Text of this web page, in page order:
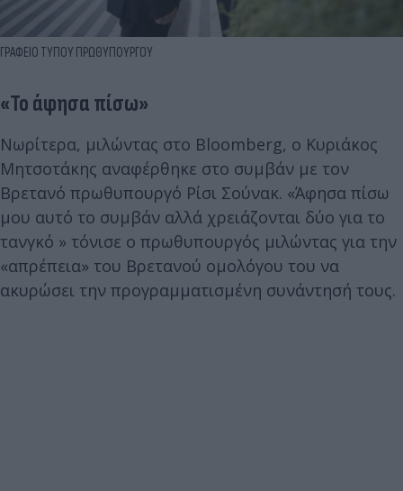
ΓΡΑΦΕΙΟ ΤΥΠΟΥ ΠΡΩΘΥΠΟΥΡΓΟΥ
«Το άφησα πίσω»
Νωρίτερα, μιλώντας στο Bloomberg, ο Κυριάκος
Μητσοτάκης αναφέρθηκε στο συμβάν με τον
Βρετανό πρωθυπουργό Ρίσι Σούνακ. «Άφησα πίσω
μου αυτό το συμβάν αλλά χρειάζονται δύο για το
τανγκό » τόνισε ο πρωθυπουργός μιλώντας για την
«απρέπεια» του Βρετανού ομολόγου του να
ακυρώσει την προγραμματισμένη συνάντησή τους.